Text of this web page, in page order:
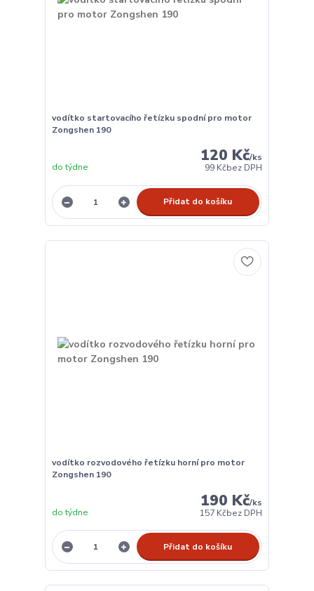
vodítko startovacího řetízku spodní pro motor
Zongshen 190
120 Kč/ks
99 Kčbez DPH
do týdne
Přidat do košíku
vodítko rozvodového řetízku horní pro motor
Zongshen 190
190 Kč/ks
157 Kčbez DPH
do týdne
Přidat do košíku